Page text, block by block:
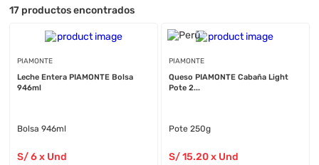
17 productos encontrados
PIAMONTE
Leche Entera PIAMONTE Bolsa
946ml
Bolsa 946ml
S/6 x Und
PIAMONTE
Queso PIAMONTE Cabaña Light
Pote 2...
Pote 250g
S/15.20x Und